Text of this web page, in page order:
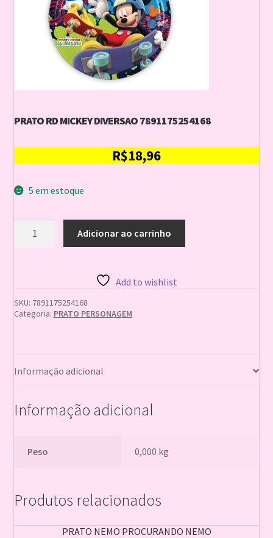
PRATO RD MICKEY DIVERSAO 7891175254168
R$18,96
5 em estoque
Adicionar ao carrinho
Add to wishlist
SKU: 7891175254168
Categoria: PRATO PERSONAGEM
Informação adicional
Informação adicional
Peso 0,000 kg
Produtos relacionados
PRATO NEMO PROCURANDO NEMO